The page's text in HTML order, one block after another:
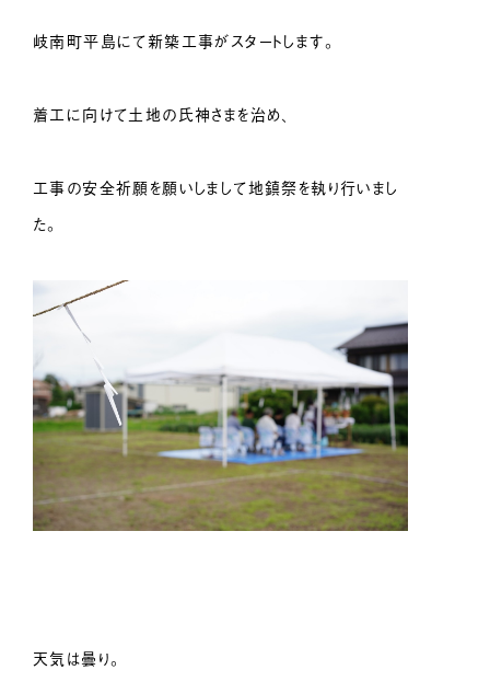
岐南町平島にて新築工事がスタートします。
着工に向けて土地の氏神さまを治め、
工事の安全祈願を願いしまして地鎮祭を執り行いまし
た。
天気は曇り。